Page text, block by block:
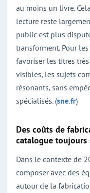
au moins un livre.
lecture reste
public est plus
transforment. Pour
favoriser les titres
visibles, les sujets
résonants, sans
spécialisés. (sne.fr)
Des coûts de
catalogue toujours
Dans le contexte de
composer avec des
autour de la